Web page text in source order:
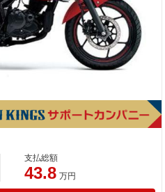
支払総額
43.8 万円